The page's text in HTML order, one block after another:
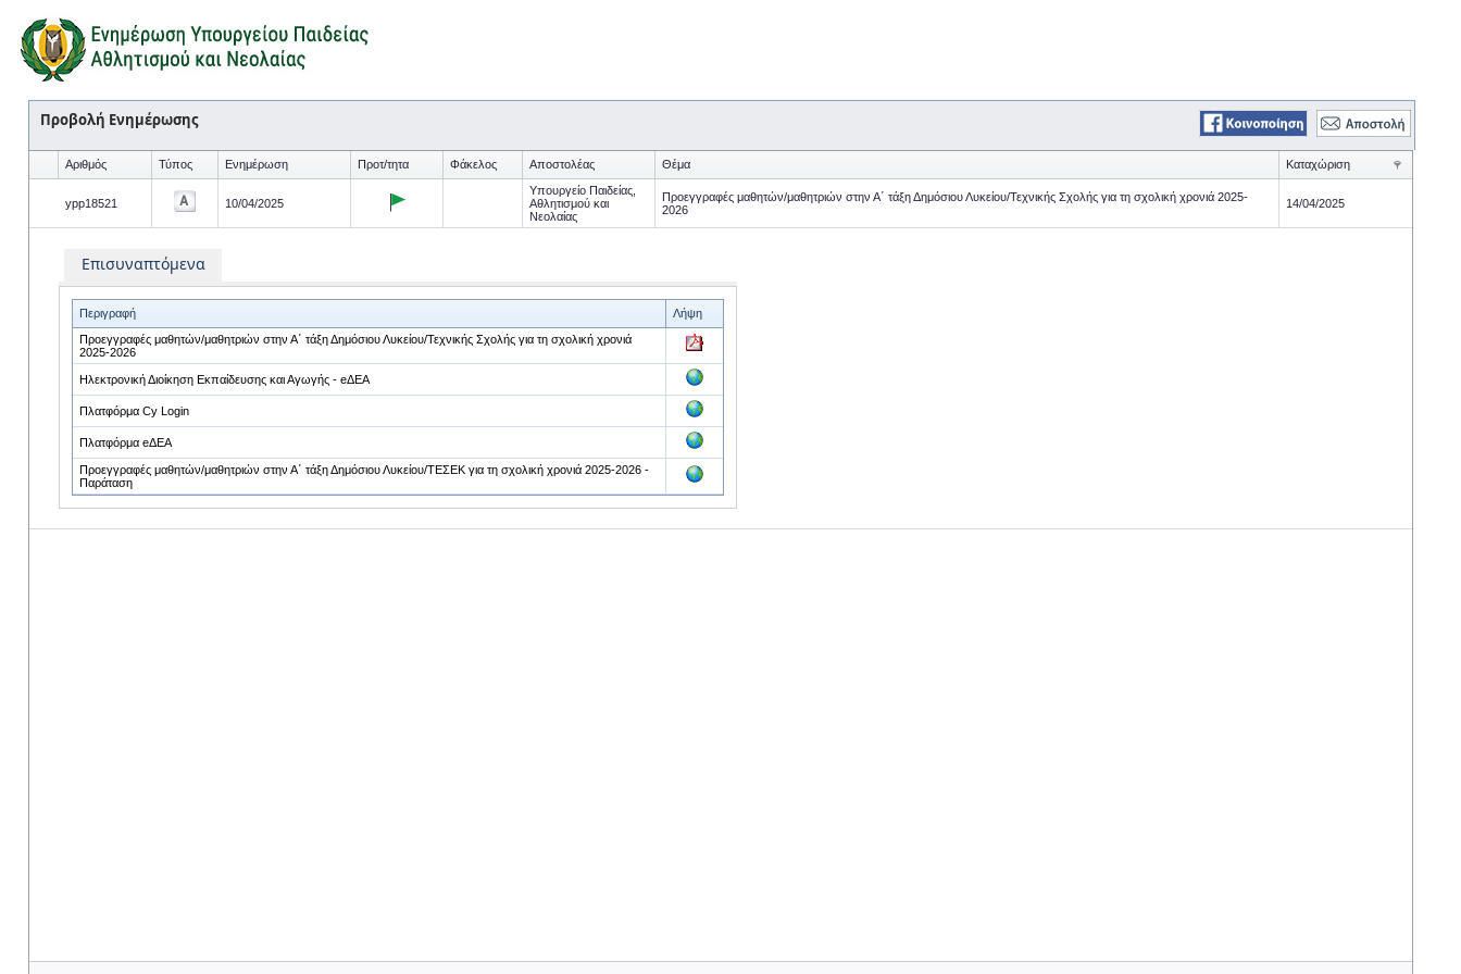
Προβολή Ενημέρωσης
Αριθμός Τύπος Ενημέρωση Προτ/τητα Φάκελος Αποστολέας Θέμα Καταχώριση
ypp18521 10/04/2025
Υπουργείο Παιδείας,
Αθλητισμού και
Νεολαίας
Προεγγραφές μαθητών/μαθητριών στην Α΄ τάξη Δημόσιου Λυκείου/Τεχνικής Σχολής για τη σχολική χρονιά 2025-
2026
14/04/2025
Επισυναπτόμενα
Περιγραφή
Λήψη
Προεγγραφές μαθητών/μαθητριών στην Α΄ τάξη Δημόσιου Λυκείου/Τεχνικής Σχολής για τη σχολική χρονιά
2025-2026
Ηλεκτρονική Διοίκηση Εκπαίδευσης και Αγωγής - eΔΕΑ
Πλατφόρμα Cy Login
Πλατφόρμα eΔΕΑ
Προεγγραφές μαθητών/μαθητριών στην Α΄ τάξη Δημόσιου Λυκείου/ΤΕΣΕΚ για τη σχολική χρονιά 2025-2026 -
Παράταση